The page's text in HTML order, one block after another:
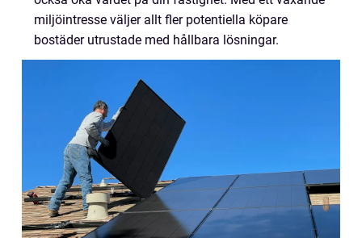
miljöintresse väljer allt fler potentiella köpare
bostäder utrustade med hållbara lösningar.